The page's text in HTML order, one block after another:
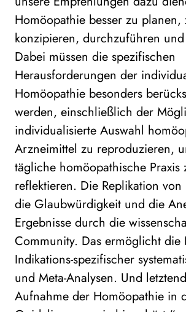
Homöopathie besser zu planen,
konzipieren, durchzuführen
Dabei müssen die spezifischen
Herausforderungen der
Homöopathie besonders
werden, einschließlich der
individualisierte Auswahl
Arzneimittel zu reproduzieren,
tägliche homöopathische Praxis
reflektieren. Die Replikation von
die Glaubwürdigkeit und die
Ergebnisse durch die
Community. Das ermöglicht
Indikations-spezifischer
und Meta-Analysen. Und
Aufnahme der Homöopathie in
05. Juni 2025